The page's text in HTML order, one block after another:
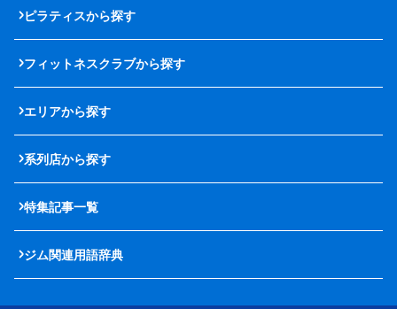
ピラティスから探す
フィットネスクラブから探す
エリアから探す
系列店から探す
特集記事一覧
ジム関連用語辞典